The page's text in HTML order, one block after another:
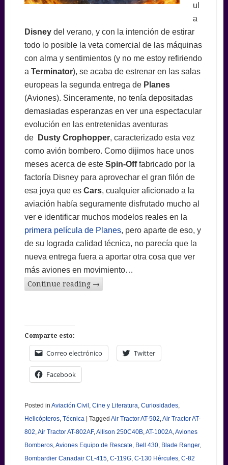
ul
a
Disneydel verano, y con la intención de estirar
todo lo posible la veta comercial de las máquinas
con alma y sentimientos (y no me estoy refiriendo
a Terminator), se acaba de estrenar en las salas
europeas la segunda entrega de Planes
(Aviones). Sinceramente, no tenía depositadas
demasiadas esperanzas en ver una espectacular
evolución en las entretenidas aventuras
de
Dusty Crophopper, caracterizado esta vez
como avión bombero. Como dijimos hace unos
meses acerca de este Spin-Offfabricado por la
factoría Disney para aprovechar el gran filón de
esa joya que es Cars, cualquier aficionado a la
aviación había seguramente disfrutado mucho al
ver e identificar muchos modelos reales en la
primera película de Planes, pero aparte de eso, y
de su lograda calidad técnica, no parecía que la
nueva entrega fuera a aportar otra cosa que ver
más aviones en movimiento…
Continue reading →
Comparte esto:
Correo electrónico Twitter
Facebook
Posted in Aviación Civil Cine y Literatura Curiosidades,
Helicópteros, Técnica | Tagged Air Tractor AT-502 Air Tractor AT-
802 Air Tractor AT-802AF, Allison 250C40B, AT-1002A, Aviones
Bomberos, Aviones Equipo de Rescate Bell 430, Blade Ranger,
Bombardier Canadair CL-415, C-119G, C-130 Hércules, C-82